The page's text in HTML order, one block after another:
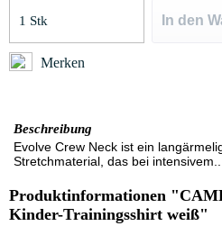
In den
Merken
Beschreibung
Evolve Crew Neck ist ein
Stretchmaterial, das bei
Produktinformationen
Kinder-Trainingsshirt weiß"